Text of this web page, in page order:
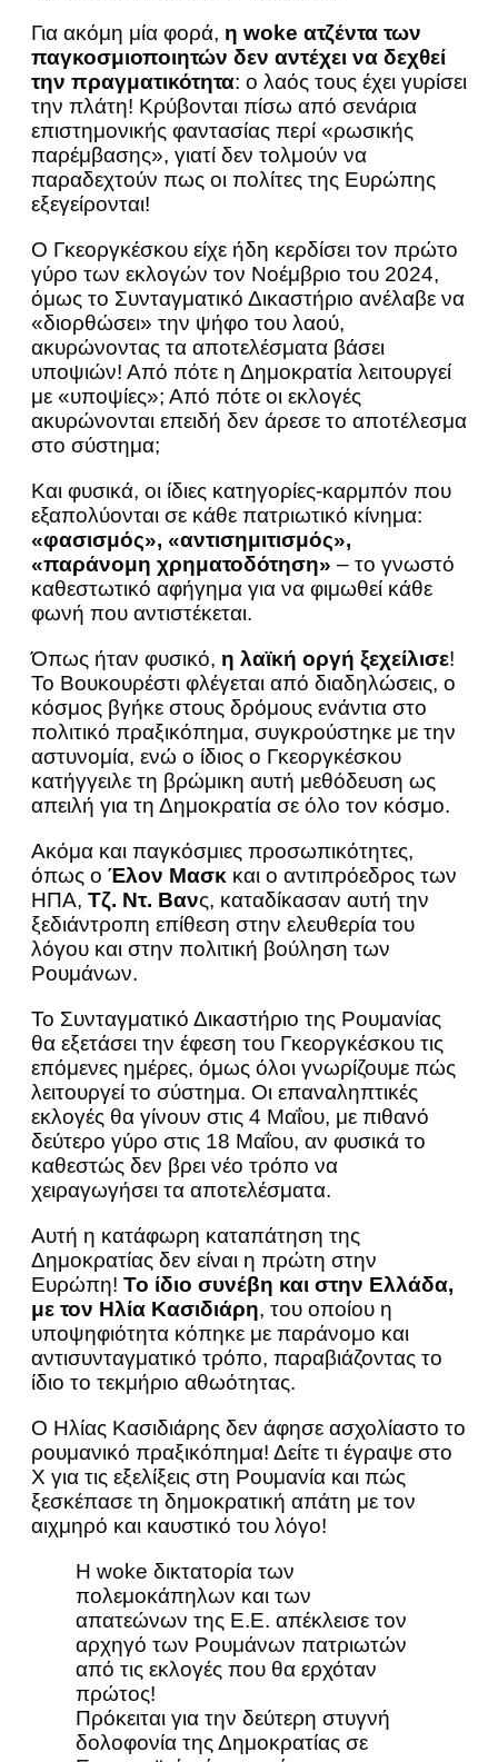
Για ακόμη μία φορά, η woke ατζέντα των
παγκοσμιοποιητών δεν αντέχει να δεχθεί
την πραγματικότητα: ο λαός τους έχει γυρίσει
την πλάτη! Κρύβονται πίσω από σενάρια
επιστημονικής φαντασίας περί «ρωσικής
παρέμβασης», γιατί δεν τολμούν να
παραδεχτούν πως οι πολίτες της Ευρώπης
εξεγείρονται!
Ο Γκεοργκέσκου είχε ήδη κερδίσει τον πρώτο
γύρο των εκλογών τον Νοέμβριο του 2024,
όμως το Συνταγματικό Δικαστήριο ανέλαβε να
«διορθώσει» την ψήφο του λαού,
ακυρώνοντας τα αποτελέσματα βάσει
υποψιών! Από πότε η Δημοκρατία λειτουργεί
με «υποψίες»; Από πότε οι εκλογές
ακυρώνονται επειδή δεν άρεσε το αποτέλεσμα
στο σύστημα;
Και φυσικά, οι ίδιες κατηγορίες-καρμπόν που
εξαπολύονται σε κάθε πατριωτικό κίνημα:
«φασισμός», «αντισημιτισμός»,
«παράνομη χρηματοδότηση» – το γνωστό
καθεστωτικό αφήγημα για να φιμωθεί κάθε
φωνή που αντιστέκεται.
Όπως ήταν φυσικό, η λαϊκή οργή ξεχείλισε!
Το Βουκουρέστι φλέγεται από διαδηλώσεις, ο
κόσμος βγήκε στους δρόμους ενάντια στο
πολιτικό πραξικόπημα, συγκρούστηκε με την
αστυνομία, ενώ ο ίδιος ο Γκεοργκέσκου
κατήγγειλε τη βρώμικη αυτή μεθόδευση ως
απειλή για τη Δημοκρατία σε όλο τον κόσμο.
Ακόμα και παγκόσμιες προσωπικότητες,
όπως ο Έλον Μασκ και ο αντιπρόεδρος των
ΗΠΑ, Τζ. Ντ. Βανς, καταδίκασαν αυτή την
ξεδιάντροπη επίθεση στην ελευθερία του
λόγου και στην πολιτική βούληση των
Ρουμάνων.
Το Συνταγματικό Δικαστήριο της Ρουμανίας
θα εξετάσει την έφεση του Γκεοργκέσκου τις
επόμενες ημέρες, όμως όλοι γνωρίζουμε πώς
λειτουργεί το σύστημα. Οι επαναληπτικές
εκλογές θα γίνουν στις 4 Μαΐου, με πιθανό
δεύτερο γύρο στις 18 Μαΐου, αν φυσικά το
καθεστώς δεν βρει νέο τρόπο να
χειραγωγήσει τα αποτελέσματα.
Αυτή η κατάφωρη καταπάτηση της
Δημοκρατίας δεν είναι η πρώτη στην
Ευρώπη! Το ίδιο συνέβη και στην Ελλάδα,
με τον Ηλία Κασιδιάρη, του οποίου η
υποψηφιότητα κόπηκε με παράνομο και
αντισυνταγματικό τρόπο, παραβιάζοντας το
ίδιο το τεκμήριο αθωότητας.
Ο Ηλίας Κασιδιάρης δεν άφησε ασχολίαστο το
ρουμανικό πραξικόπημα! Δείτε τι έγραψε στο
Χ για τις εξελίξεις στη Ρουμανία και πώς
ξεσκέπασε τη δημοκρατική απάτη με τον
αιχμηρό και καυστικό του λόγο!
Η woke δικτατορία των
πολεμοκάπηλων και των
απατεώνων της Ε.Ε. απέκλεισε τον
αρχηγό των Ρουμάνων πατριωτών
από τις εκλογές που θα ερχόταν
πρώτος!
Πρόκειται για την δεύτερη στυγνή
δολοφονία της Δημοκρατίας σε